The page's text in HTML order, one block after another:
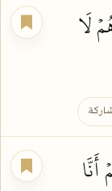
لَا
أَنَّا